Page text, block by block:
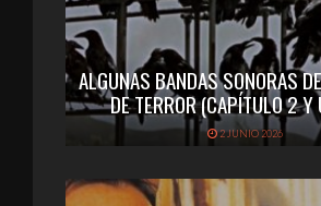
ALGUNAS BANDAS SONORAS
DE TERROR (CAPÍTULO 2 Y
2 JUNIO 2026